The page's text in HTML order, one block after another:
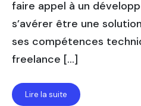
faire appel à un
s’avérer être une
ses compétences
freelance […]
Lire la suite